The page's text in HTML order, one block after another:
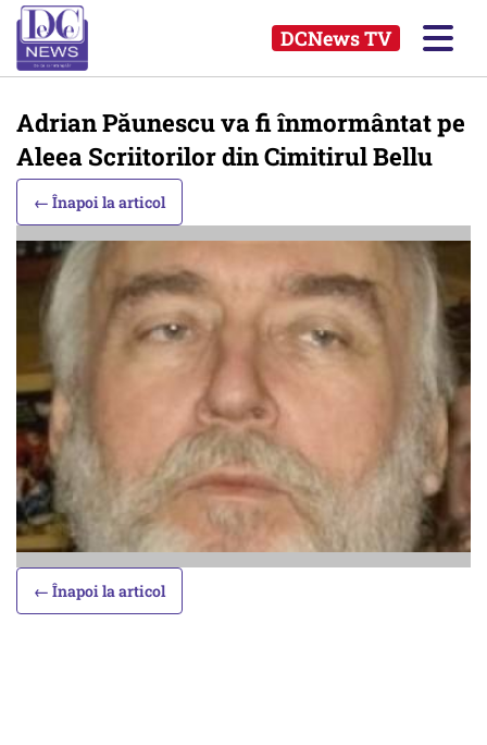
DCNews TV
Adrian Păunescu va fi înmormântat pe
Aleea Scriitorilor din Cimitirul Bellu
← Înapoi la articol
← Înapoi la articol